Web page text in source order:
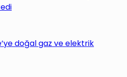
doğal gaz ve elektrik